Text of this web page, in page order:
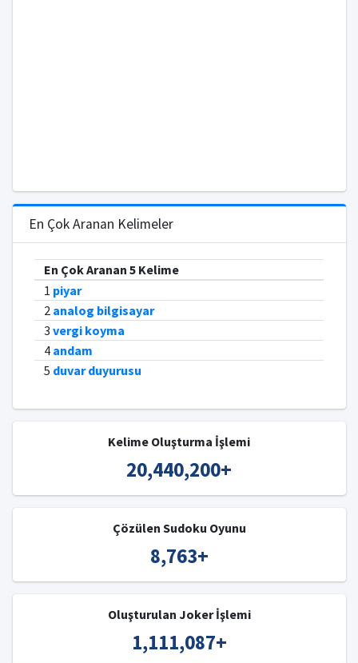
En Çok Aranan Kelimeler
En Çok Aranan 5 Kelime
1 piyar
2 analog bilgisayar
3 vergi koyma
4 andam
5 duvar duyurusu
Kelime Oluşturma İşlemi
20,440,200+
Çözülen Sudoku Oyunu
8,763+
Oluşturulan Joker İşlemi
1,111,087+